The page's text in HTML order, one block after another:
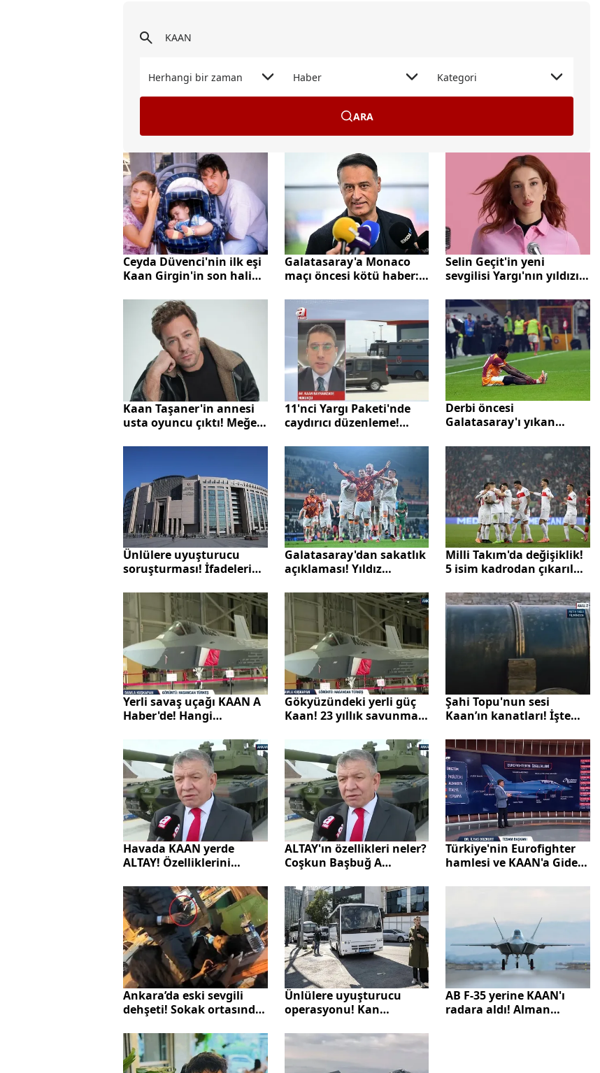
Herhangi bir zaman Haber Kategori
ARA
Ceyda Düvenci'nin ilk eşi
Kaan Girgin'in son hali
Galatasaray'a Monaco
maçı öncesi kötü haber: 3
Selin Geçit'in yeni
sevgilisi Yargı'nın yıldızı
Kaan Taşaner'in annesi
usta oyuncu çıktı! Meğer
11'nci Yargı Paketi'nde
caydırıcı düzenleme!
durdurulacak?
Derbi öncesi
Galatasaray'ı yıkan
ve kanama tespit edildi
Ünlülere uyuşturucu
soruşturması! İfadeleri
kalmış olabilir
Galatasaray'dan sakatlık
açıklaması! Yıldız
belli oldu
Milli Takım'da değişiklik!
5 isim kadrodan çıkarıldı
Yerli savaş uçağı KAAN A
Haber'de! Hangi
Gökyüzündeki yerli güç
Kaan! 23 yıllık savunma
Şahi Topu'nun sesi
Kaan’ın kanatları! İşte
Havada KAAN yerde
ALTAY! Özelliklerini
İnanılır gibi değil
ALTAY'ın özellikleri neler?
Coşkun Başbuğ A
Türkiye'nin Eurofighter
hamlesi ve KAAN'a Giden
stratejisi
Ankara’da eski sevgili
dehşeti! Sokak ortasında
dövdü! Caninin ifadesi
pes dedirtti: “Kafasını
yere çarpmış olabilir”
Ünlülere uyuşturucu
operasyonu! Kan
Ahaber.com.tr
uyuşturucu madde tespit
edilen o ünlülerin
AB F-35 yerine KAAN'ı
radara aldı! Alman